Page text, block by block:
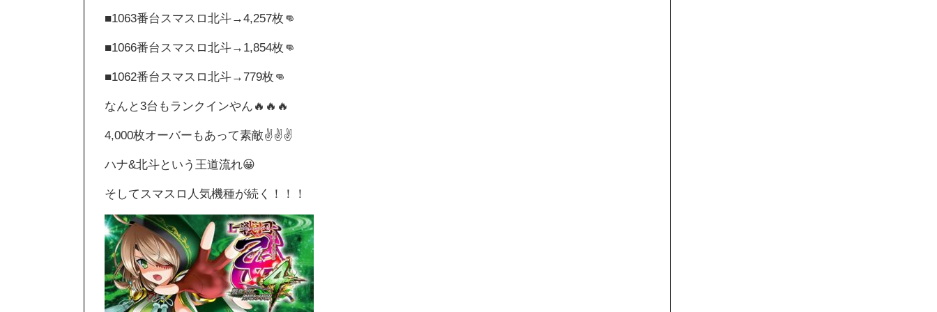
■1063番台スマスロ北斗→4,257枚👊
■1066番台スマスロ北斗→1,854枚👊
■1062番台スマスロ北斗→779枚👊
なんと3台もランクインやん🔥🔥🔥
4,000枚オーバーもあって素敵✌️✌️✌️
ハナ&北斗という王道流れ😀
そしてスマスロ人気機種が続く！！！